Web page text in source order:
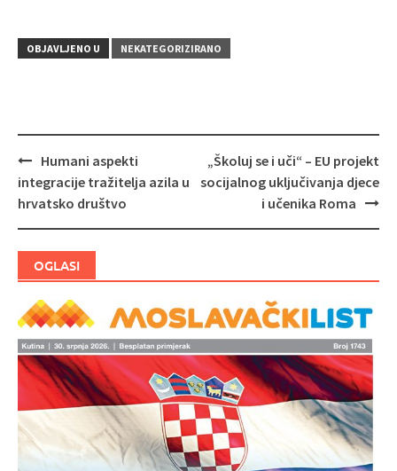
OBJAVLJENO U NEKATEGORIZIRANO
Navigacija
objava
Humani aspekti
integracije tražitelja azila u
hrvatsko društvo
„Školuj se i uči“ – EU projekt
socijalnog uključivanja djece
i učenika Roma
OGLASI